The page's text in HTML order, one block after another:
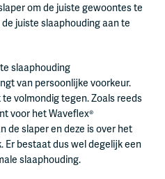
om de juiste gewoontes te
juiste slaaphouding aan te
slaaphouding
van persoonlijke voorkeur.
volmondig tegen. Zoals reeds
voor het Waveflex®
de slaper en deze is over het
Er bestaat dus wel degelijk een
slaaphouding.